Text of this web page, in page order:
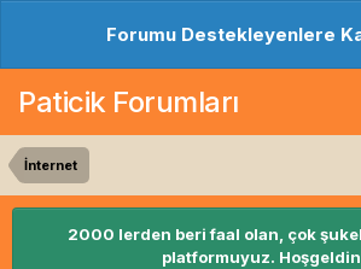
Forumu Destekleyenlere
Paticik Forumları
İnternet
2000 lerden beri faal olan, çok
platformuyuz.